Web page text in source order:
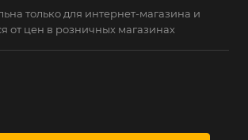
только для интернет-магазина и
от цен в розничных магазинах